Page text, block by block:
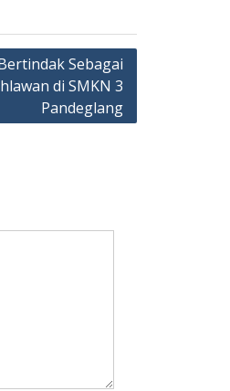
Sebagai
di SMKN 3
Pandeglang